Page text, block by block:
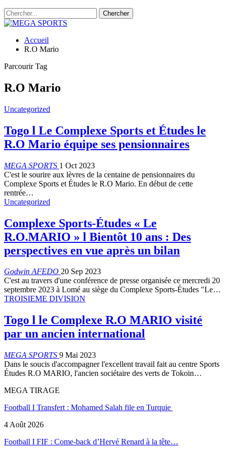
Accueil
R.O Mario
Parcourir Tag
R.O Mario
Uncategorized
Togo l Le Complexe Sports et Études le
R.O Mario équipe ses pensionnaires
MEGA SPORTS 1 Oct 2023
C'est le sourire aux lèvres de la centaine de pensionnaires du
Complexe Sports et Études le R.O Mario. En début de cette
rentrée…
Uncategorized
Complexe Sports-Études « Le
R.O.MARIO » l Bientôt 10 ans : Des
perspectives en vue après un bilan
Godwin AFEDO 20 Sep 2023
C'est au travers d'une conférence de presse organisée ce mercredi 20
septembre 2023 à Lomé au siège du Complexe Sports-Études "Le…
TROISIEME DIVISION
Togo l le Complexe R.O MARIO visité
par un ancien international
MEGA SPORTS 9 Mai 2023
Dans le soucis d'accompagner l'excellent travail fait au centre Sports
Études R.O MARIO, l'ancien sociétaire des verts de Tokoin…
MEGA TIRAGE
Football I Transfert : Mohamed Salah file en Turquie
4 Août 2026
Football I FIF : Come-back d’Hervé Renard à la tête…